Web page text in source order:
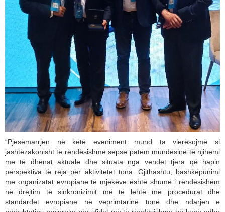
“Pjesëmarrjen në këtë eveniment mund ta vlerësojmë si
jashtëzakonisht të rëndësishme sepse patëm mundësinë të njihemi
me të dhënat aktuale dhe situata nga vendet tjera që hapin
perspektiva të reja për aktivitetet tona. Gjithashtu, bashkëpunimi
me organizatat evropiane të mjekëve është shumë i rëndësishëm
në drejtim të sinkronizimit më të lehtë me procedurat dhe
standardet evropiane në veprimtarinë tonë dhe ndarjen e